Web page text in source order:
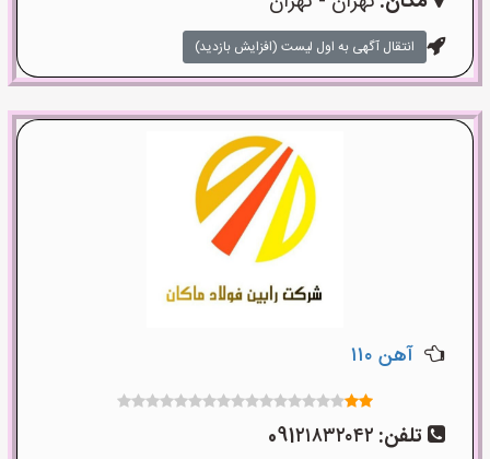
انتقال آگهی به اول لیست (افزایش بازدید)
آهن ۱۱۰
تلفن: 091۲۱۸۳۲۰۴۲